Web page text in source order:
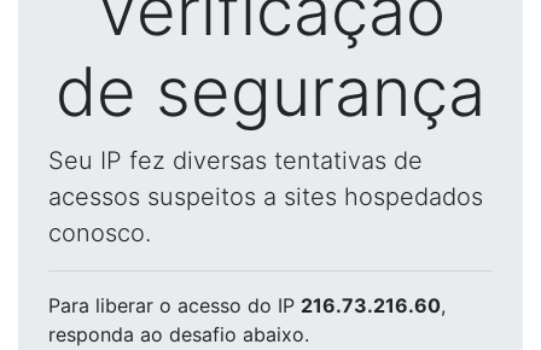
de segurança
Seu IP fez diversas tentativas de
acessos suspeitos a sites hospedados
conosco.
Para liberar o acesso do IP 216.73.216.60,
responda ao desafio abaixo.